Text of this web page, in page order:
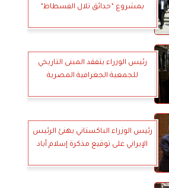
بمشروع ”حدائق تلال الفسطاط”
رئيس الوزراء يتفقد المبنى التاريخي
للجمعية الجغرافية المصرية
رئيس الوزراء الباكستاني يهنئ الرئيس
الإيراني على توقيع مذكرة إسلام أباد